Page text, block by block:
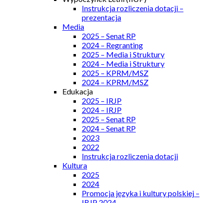
Instrukcja rozliczenia dotacji –
prezentacja
Media
2025 – Senat RP
2024 – Regranting
2025 – Media i Struktury
2024 – Media i Struktury
2025 – KPRM/MSZ
2024 – KPRM/MSZ
Edukacja
2025 – IRJP
2024 – IRJP
2025 – Senat RP
2024 – Senat RP
2023
2022
Instrukcja rozliczenia dotacji
Kultura
2025
2024
Promocja języka i kultury polskiej –